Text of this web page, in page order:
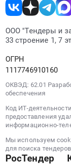
ООО "Тендеры и
33 строение 1, 7
ОГРН
1117746910160
ОКВЭД: 62.01
обеспечения
Код ИТ-
предоставления
информационно-
Мы используем
для поиска
РосТендер